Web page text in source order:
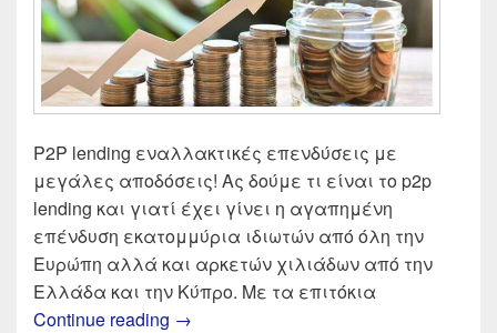
P2P lending εναλλακτικές επενδύσεις με
μεγάλες αποδόσεις! Ας δούμε τι είναι το p2p
lending και γιατί έχει γίνει η αγαπημένη
επένδυση εκατομμύρια ιδιωτών από όλη την
Ευρώπη αλλά και αρκετών χιλιάδων από την
Ελλάδα και την Κύπρο. Με τα επιτόκια
Continue reading P2P Lending Δάνεια |
→